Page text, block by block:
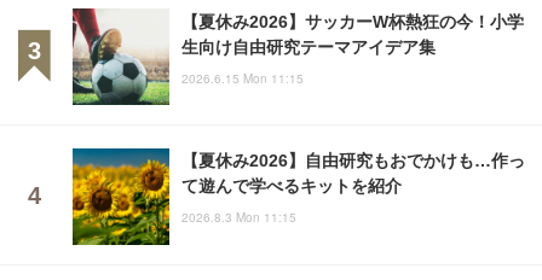
【夏休み2026】サッカーW杯熱狂の今！小学
生向け自由研究テーマアイデア集
2026.6.15 Mon 11:15
【夏休み2026】自由研究もおでかけも…作っ
て遊んで学べるキットを紹介
2026.8.3 Mon 11:15